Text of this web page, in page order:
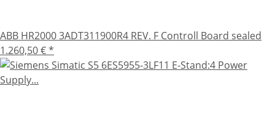
ABB HR2000 3ADT311900R4 REV. F Controll Board sealed
1.260,50 €*